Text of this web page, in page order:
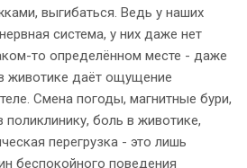
выгибаться. Ведь у наших
система, у них даже нет
то определённом месте - даже
животике даёт ощущение
Смена погоды, магнитные бури,
боль в животике,
перегрузка - это лишь
беспокойного поведения